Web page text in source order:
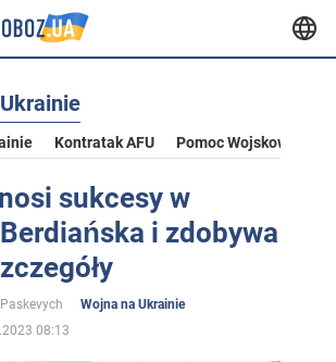
Kontratak AFU Pomoc Wojskowa Dla
sukcesy w
i zdobywa
Wojna na Ukrainie
08:13